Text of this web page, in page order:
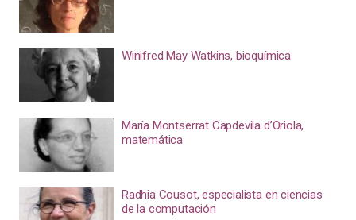
Winifred May Watkins, bioquímica
María Montserrat Capdevila d’Oriola,
matemática
Radhia Cousot, especialista en ciencias
de la computación